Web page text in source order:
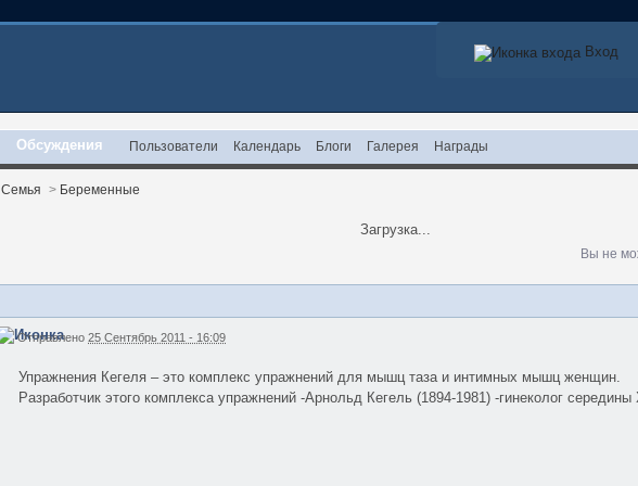
Вход
Обсуждения Пользователи Календарь Блоги Галерея Награды
Семья > Беременные
Загрузка...
Вы не
Отправлено25 Сентябрь 2011 - 16:09
Упражнения Кегеля – это комплекс упражнений для мышц таза и интимных мышц женщин.
Разработчик этого комплекса упражнений -Арнольд Кегель (1894-1981) -гинеколог